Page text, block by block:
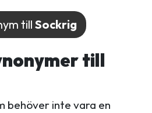
till Sockrig
till
behöver inte vara en